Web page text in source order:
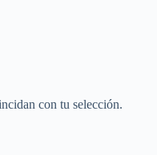
con tu selección.